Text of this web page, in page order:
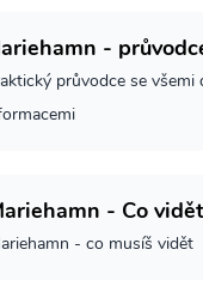
-
průvodce se všemi
- Co vidět
- co musíš vidět